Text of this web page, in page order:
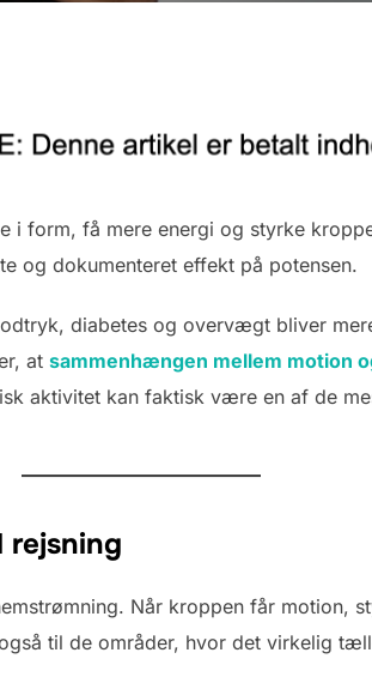
form, få mere energi og styrke
og dokumenteret effekt på potensen.
diabetes og overvægt bliver
at sammenhængen mellem motion
aktivitet kan faktisk være en af de
rejsning
Når kroppen får motion,
til de områder, hvor det virkelig